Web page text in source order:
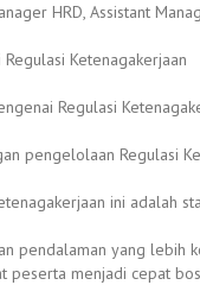
HRD, Assistant
Ketenagakerjaan
Regulasi
pengelolaan Regulasi
ini adalah
pendalaman yang
menjadi cepat